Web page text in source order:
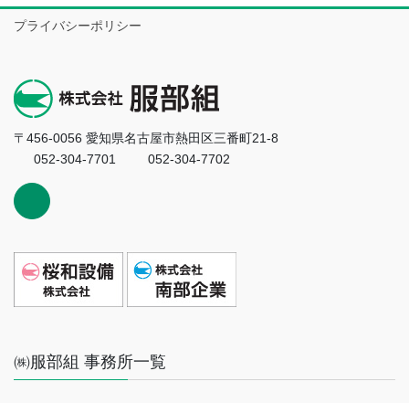
プライバシーポリシー
〒456-0056 愛知県名古屋市熱田区三番町21-8
052-304-7701
052-304-7702
㈱服部組 事務所一覧